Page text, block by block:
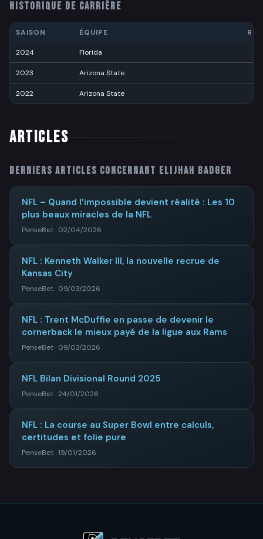
HISTORIQUE DE CARRIÈRE
SAISON ÉQUIPE
2024 Florida
2023 Arizona State
2022 Arizona State
ARTICLES
Derniers articles concernant Elijhah Badger
NFL – Quand l’impossible devient réalité : Les 10
plus beaux miracles de la NFL
PenseBet · 02/04/2026
NFL : Kenneth Walker III, la nouvelle recrue de
Kansas City
PenseBet · 09/03/2026
NFL : Trent McDuffie en passe de devenir le
cornerback le mieux payé de la ligue aux Rams
PenseBet · 09/03/2026
NFL Bilan Divisional Round 2025
PenseBet · 24/01/2026
NFL : La course au Super Bowl entre calculs,
certitudes et folie pure
PenseBet · 19/01/2026